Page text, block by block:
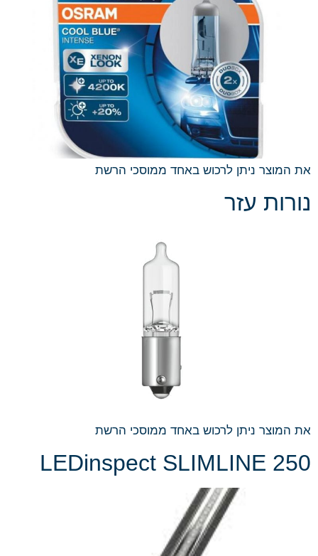
את המוצר ניתן לרכוש באחד ממוסכי הרשת
נורות עזר
את המוצר ניתן לרכוש באחד ממוסכי הרשת
LEDinspect SLIMLINE 250